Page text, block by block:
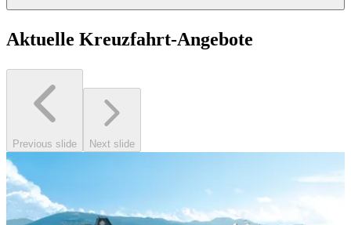
Aktuelle Kreuzfahrt-Angebote
Previous slide Next slide